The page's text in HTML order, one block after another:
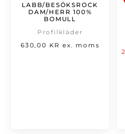
LABB/BESÖKSROCK
DAM/HERR 100%
BOMULL
Profilkläder
630,00 KR ex. moms